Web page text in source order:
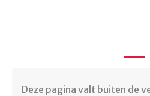
Deze pagina valt buiten de